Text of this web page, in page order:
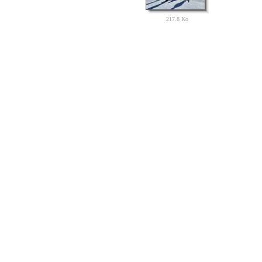
217.8 Ko